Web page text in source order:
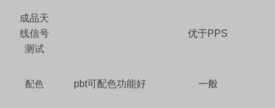
成品天
线信号
测试
优于PPS
配色 pbt可配色功能好 一般